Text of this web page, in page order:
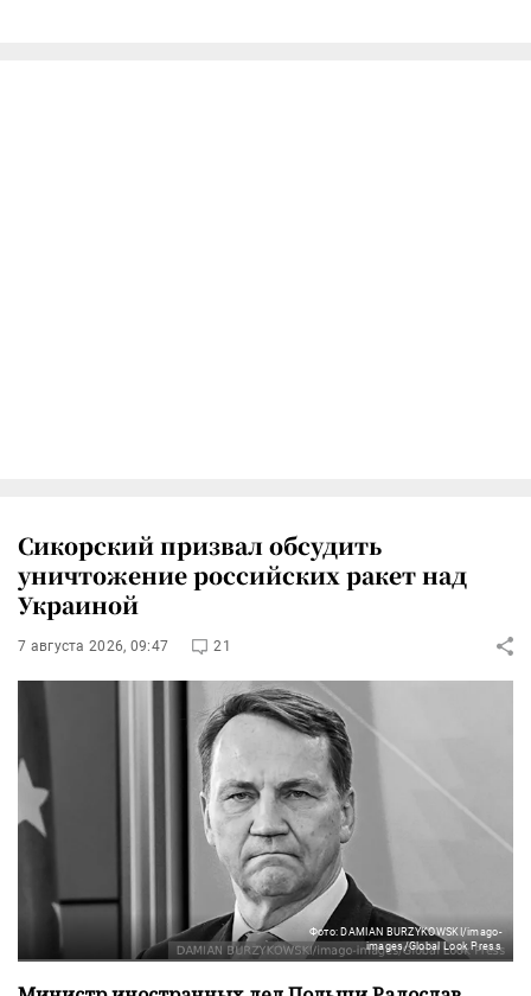
Сикорский призвал обсудить
уничтожение российских ракет над
Украиной
7 августа 2026, 09:47 21
Фото: DAMIAN BURZYKOWSKI/imago-
images/Global Look Press